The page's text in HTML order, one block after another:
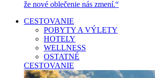
že nové oblečenie nás zmení.“
CESTOVANIE
POBYTY A VÝLETY
HOTELY
WELLNESS
OSTATNÉ
CESTOVANIE